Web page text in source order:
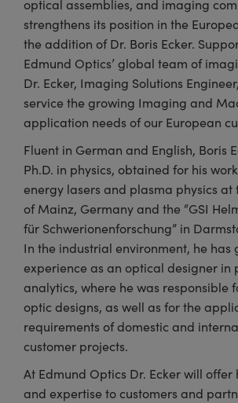
ou Coupleurs
de Poche ou à Mesure Directe
: Microscopie
pour Caméras
: Caméras
Optiques Lightpath
Labs™
Gratings™
Optiques de SCHOTT
optical assemblies, and imaging
strengthens its position in the
the addition of Dr. Boris Ecker.
Edmund Optics’ global team of
Dr. Ecker, Imaging Solutions
service the growing Imaging and
application needs of our European
Fluent in German and English, Boris
Ph.D. in physics, obtained for his
energy lasers and plasma physics at
of Mainz, Germany and the “GSI
für Schwerionenforschung” in
In the industrial environment, he has
experience as an optical designer in
analytics, where he was responsible
optic designs, as well as for the
requirements of domestic and
customer projects.
At Edmund Optics Dr. Ecker will offer
and expertise to customers and